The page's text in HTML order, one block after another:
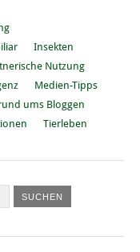
Insekten
Nutzung
Medien-Tipps
ums Bloggen
Tierleben